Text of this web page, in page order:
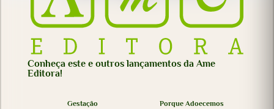
Conheça este e outros lançamentos da Ame
Editora!
Gestação Porque Adoecemos